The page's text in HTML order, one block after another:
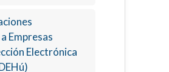
Empresas
Electrónica